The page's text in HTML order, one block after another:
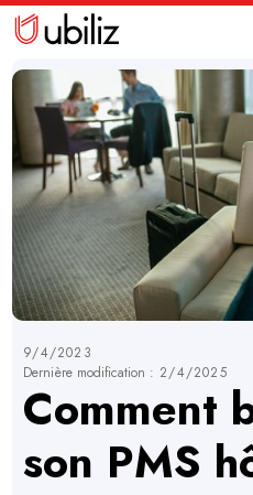
9/4/2023
Dernière modification : 2/4/2025
Comment
son PMS